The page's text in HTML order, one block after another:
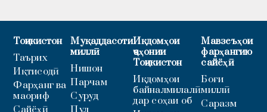
Тоҷикистон
Таърих
Иқтисодӣ
Фарҳанг ва
маориф
Муқаддасоти
миллӣ
Нишон
Парчам
Суруд
Иқдомҳои
ҷаҳонии
Тоҷикистон
Иқдомҳои
байналмилалӣ
дар соҳаи об
Мавзеъҳои
фарҳангию
сайёҳӣ
Боғи
миллӣ
Саразм